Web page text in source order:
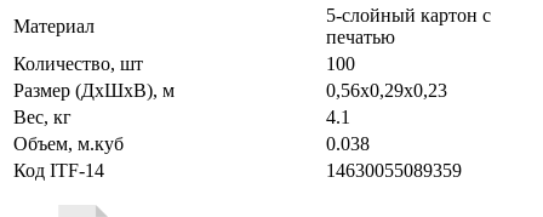
Материал
5-слойный картон с
печатью
Количество, шт
100
Размер (ДхШхВ), м
0,56х0,29х0,23
Вес, кг
4.1
Объем, м.куб
0.038
Код ITF-14
14630055089359